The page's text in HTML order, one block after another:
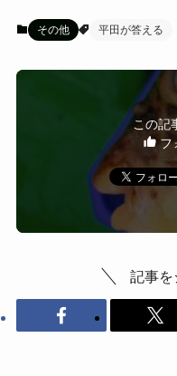
その他 平田が答える
この記
フ
記事を